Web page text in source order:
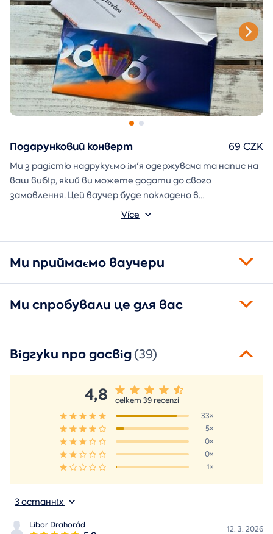
Подарунковий конверт
Ми з радістю надрукуємо ім'я одержувача та напис на
ваш вибір, який ви можете додати до свого
замовлення. Цей ваучер буде покладено в
подарунковий конверт і надіслано безпосередньо вам.
Více
69 CZK
Ми приймаємо ваучери
Ми спробували це для вас
Відгуки про досвід(39)
4,8
celkem 39 recenzí
33×
5×
0×
0×
1×
З останніх
Libor Drahorád 12. 3. 2026